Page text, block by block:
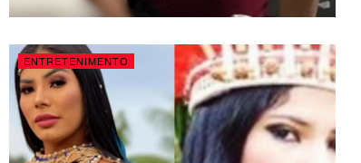
ENTRETENIMENTO